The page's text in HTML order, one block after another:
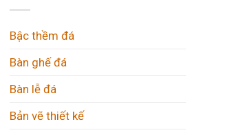
Bậc thềm đá
Bàn ghế đá
Bàn lễ đá
Bản vẽ thiết kế